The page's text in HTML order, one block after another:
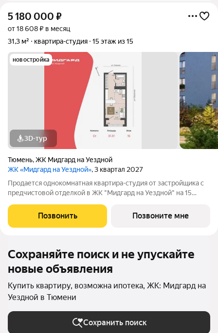
5 180 000 ₽
от 18 608 ₽ в месяц
31,3 м²
квартира-студия 15 этаж из 15
новостройка
3D-тур
Тюмень,ЖК Мидгард на Уездной
ЖК «Мидгард на Уездной», 3 квартал 2027
Продается однокомнатная квартира-студия от застройщика с
предчистовой отделкой в ЖК "Мидгард на Уездной" на 15
кв.м., из которых 5.28 кв.м. выделено под кухонную зону. Все
окна выходят на одну
Позвонить Позвоните мне
Сохраняйте поиск и не упускайте
новые объявления
Купить квартиру, возможна ипотека, ЖК: Мидгард на
Уездной в Тюмени
Сохранить поиск